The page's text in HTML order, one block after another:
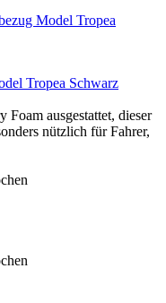
Tropea Schwarz
ausgestattet, dieser
nützlich für Fahrer,